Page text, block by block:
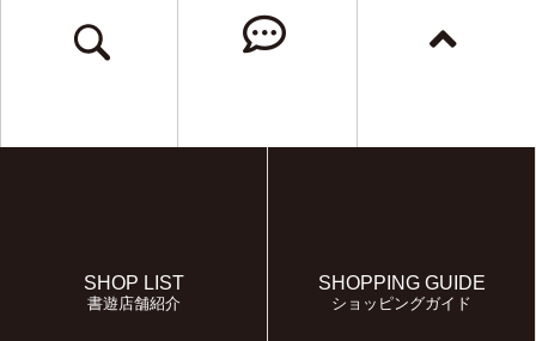
SHOP LIST
書遊店舗紹介
SHOPPING GUIDE
ショッピングガイド